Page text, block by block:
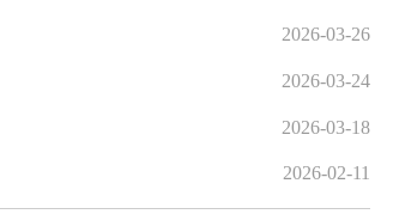
2026-03-26
2026-03-24
2026-03-18
2026-02-11